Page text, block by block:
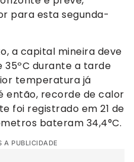
para esta segunda-
a capital mineira deve
35ºC durante a tarde
temperatura já
então, recorde de calor
foi registrado em 21 de
bateram 34,4°C.
A PUBLICIDADE